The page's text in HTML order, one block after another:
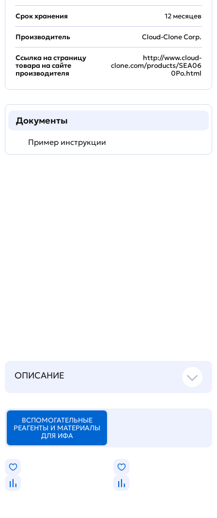
Срок хранения 12 месяцев
Производитель Cloud-Clone Corp.
Ссылка на страницу
товара на сайте
производителя
http://www.cloud-
clone.com/products/SEA06
0Po.html
Документы
Пример инструкции
ОПИСАНИЕ
ВСПОМОГАТЕЛЬНЫЕ
РЕАГЕНТЫ И МАТЕРИАЛЫ
ДЛЯ ИФА